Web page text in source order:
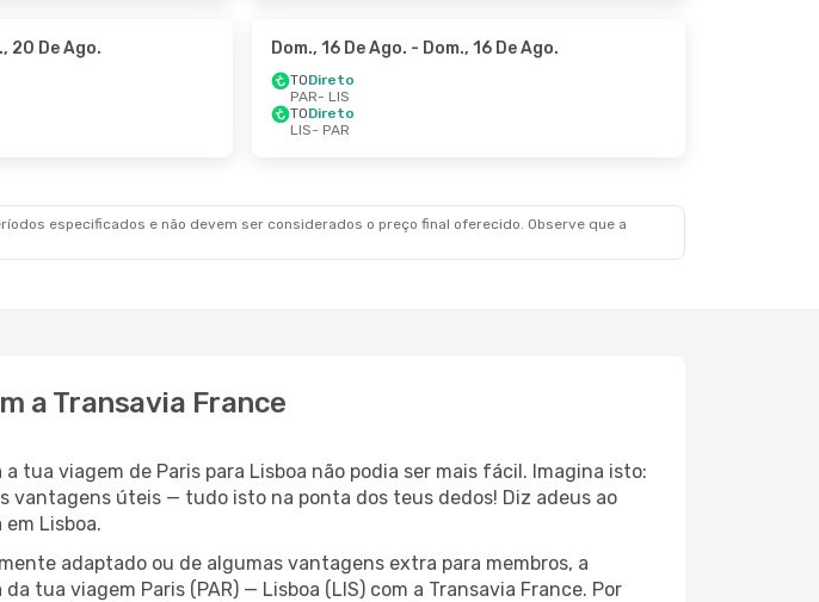
20 De Ago. Dom., 16 De Ago. - Dom., 16 De Ago.
TODireto
PAR- LIS
TODireto
LIS- PAR
especificados e não devem ser considerados o preço final oferecido. Observe que a
a Transavia France
tua viagem de Paris para Lisboa não podia ser mais fácil. Imagina isto:
úteis — tudo isto na ponta dos teus dedos! Diz adeus ao
Lisboa.
adaptado ou de algumas vantagens extra para membros, a
tua viagem Paris (PAR) — Lisboa (LIS) com a Transavia France. Por